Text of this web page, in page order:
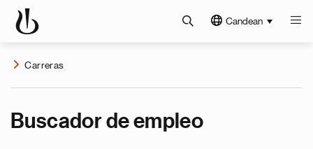
Candean
Carreras
Buscador de empleo